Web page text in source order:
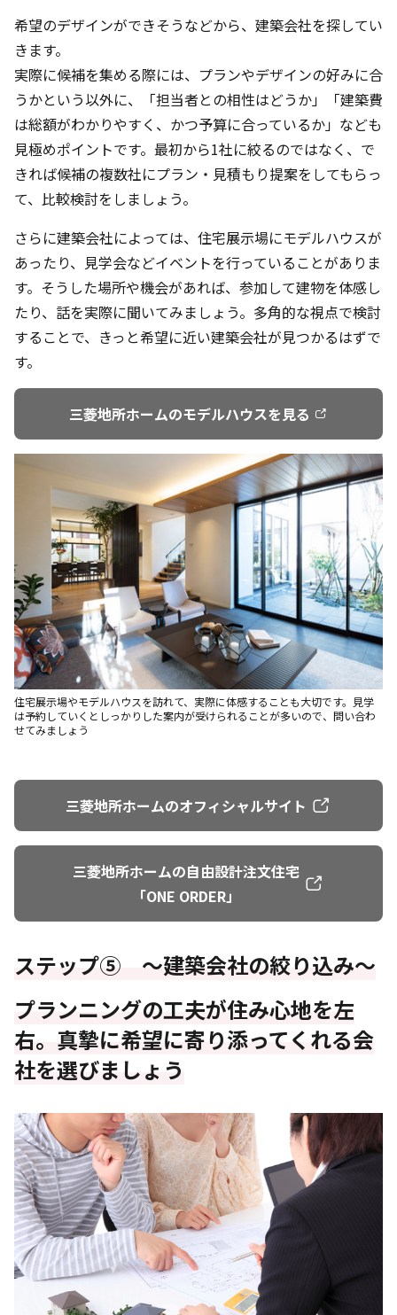
希望のデザインができそうなどから、建築会社を探してい
きます。
実際に候補を集める際には、プランやデザインの好みに合
うかという以外に、「担当者との相性はどうか」「建築費
は総額がわかりやすく、かつ予算に合っているか」なども
見極めポイントです。最初から1社に絞るのではなく、で
きれば候補の複数社にプラン・見積もり提案をしてもらっ
て、比較検討をしましょう。
さらに建築会社によっては、住宅展示場にモデルハウスが
あったり、見学会などイベントを行っていることがありま
す。そうした場所や機会があれば、参加して建物を体感し
たり、話を実際に聞いてみましょう。多角的な視点で検討
することで、きっと希望に近い建築会社が見つかるはずで
す。
三菱地所ホームのモデルハウスを見る
住宅展示場やモデルハウスを訪れて、実際に体感することも大切です。見学
は予約していくとしっかりした案内が受けられることが多いので、問い合わ
せてみましょう
三菱地所ホームのオフィシャルサイト
三菱地所ホームの自由設計注文住宅
「ONE ORDER」
ステップ⑤ ～建築会社の絞り込み～
プランニングの工夫が住み心地を左
右。真摯に希望に寄り添ってくれる会
社を選びましょう